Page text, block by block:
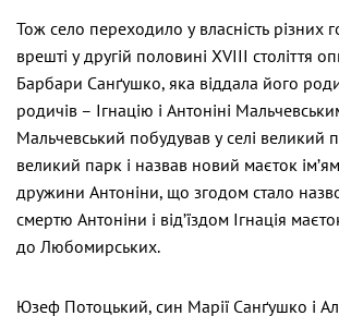
Тож село переходило у власність різних
врешті у другій половині XVIII століття
Барбари Санґушко, яка віддала його
родичів – Ігнацію і Антоніні
Мальчевський побудував у селі великий
великий парк і назвав новий маєток
дружини Антоніни, що згодом стало
смертю Антоніни і від’їздом Ігнація
до Любомирських.
Юзеф Потоцький, син Марії Санґушко і